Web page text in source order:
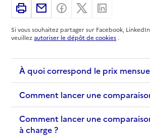
ImprimerPartager par email
Partager sur Facebook
Partager sur X
Si vous souhaitez partager sur Facebook,
veuillezautoriser le dépôt de cookies .
À quoi correspond le prix
Comment lancer une
Comment lancer une
à charge ?